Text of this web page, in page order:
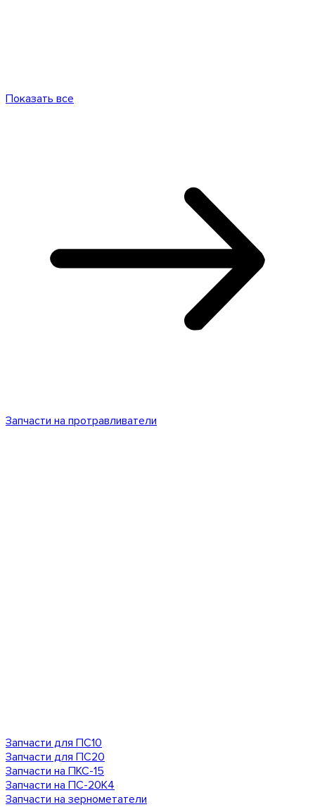
Показать все
Запчасти на протравливатели
Запчасти для ПС10
Запчасти для ПС20
Запчасти на ПКС-15
Запчасти на ПС-20К4
Запчасти на зернометатели